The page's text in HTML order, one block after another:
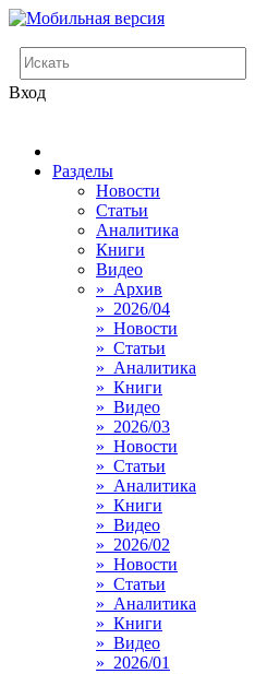
Вход
Разделы
Новости
Статьи
Аналитика
Книги
Видео
» Архив
» 2026/04
» Новости
» Статьи
» Аналитика
» Книги
» Видео
» 2026/03
» Новости
» Статьи
» Аналитика
» Книги
» Видео
» 2026/02
» Новости
» Статьи
» Аналитика
» Книги
» Видео
» 2026/01